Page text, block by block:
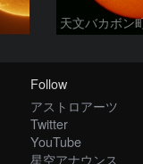
天文バカボン
Follow
アストロアーツ
Twitter
YouTube
星空アナウンス